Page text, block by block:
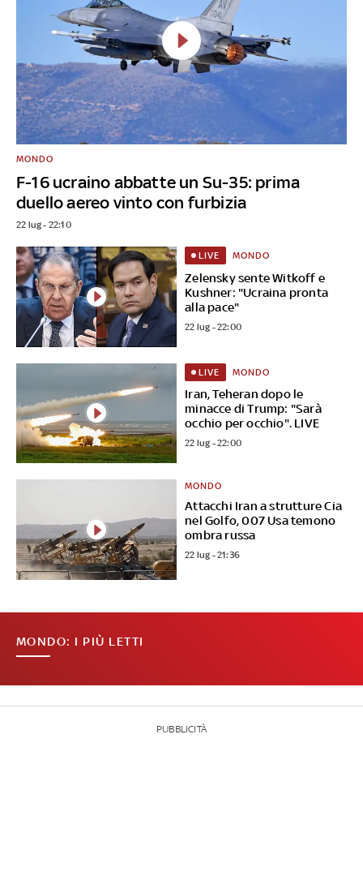
F-16 ucraino abbatte un Su-35: prima
duello aereo vinto con furbizia
MONDO
22 lug - 22:10
Zelensky sente Witkoff e
Kushner: "Ucraina pronta
alla pace"
LIVE MONDO
22 lug - 22:00
Iran, Teheran dopo le
minacce di Trump: "Sarà
occhio per occhio". LIVE
LIVE MONDO
22 lug - 22:00
Attacchi Iran a strutture Cia
nel Golfo, 007 Usa temono
ombra russa
MONDO
22 lug - 21:36
MONDO: I PIÙ LETTI
PUBBLICITÀ